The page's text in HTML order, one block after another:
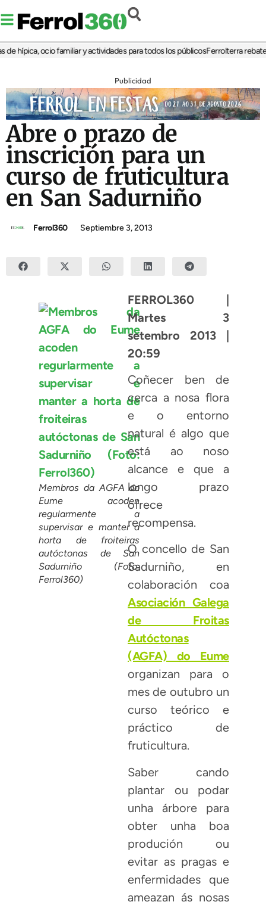
ocio familiar y actividades para todos los públicosFerrolterra rebate a
Publicidad
Abre o prazo de
inscrición para un
curso de fruticultura
en San Sadurniño
Ferrol360 Septiembre 3, 2013
Membros da AGFA do
Eume acoden
regularmente a
supervisar e manter a
horta de froiteiras
autóctonas de San
Sadurniño (Foto:
Ferrol360)
FERROL360 |
Martes 3
setembro 2013 |
20:59
Coñecer ben de
cerca a nosa flora
e o entorno
natural é algo que
está ao noso
alcance e que a
longo prazo
ofrece
recompensa.
O concello de San
Sadurniño, en
colaboración coa
Asociación Galega
de Froitas
Autóctonas
(AGFA) do Eume
organizan para o
mes de outubro un
curso teórico e
práctico de
fruticultura.
Saber cando
plantar ou podar
unha árbore para
obter unha boa
produción ou
evitar as pragas e
enfermidades que
ameazan ás nosas